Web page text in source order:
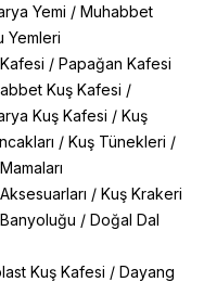
Yemi / Muhabbet
Yemleri
/ Papağan Kafesi
Kuş Kafesi /
Kuş Kafesi / Kuş
/ Kuş Tünekleri /
/ Kuş Krakeri
/ Doğal Dal
Kuş Kafesi / Dayang